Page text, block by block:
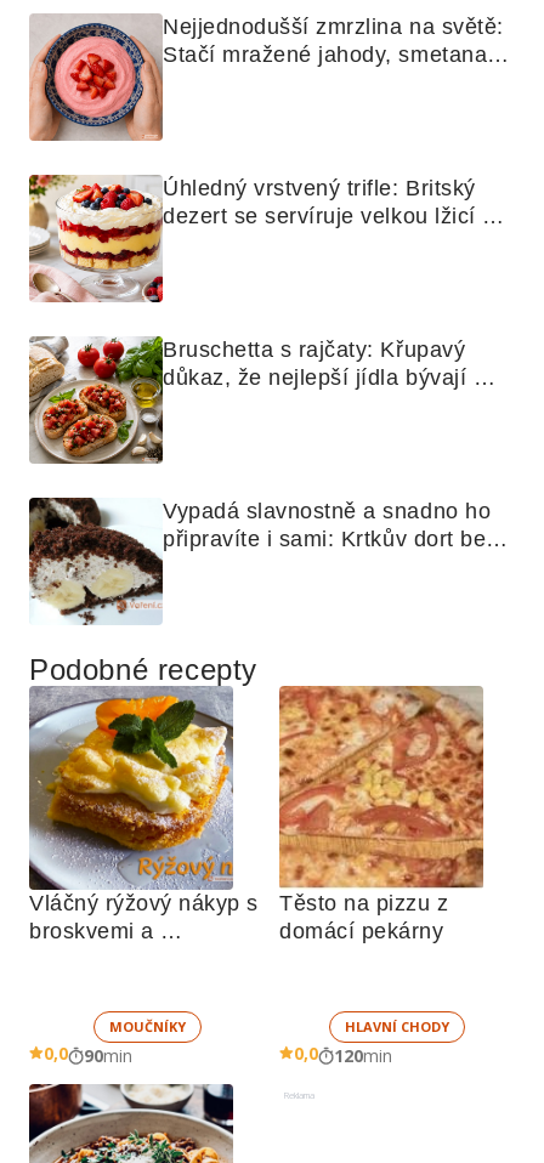
Nejjednodušší zmrzlina na světě:
Stačí mražené jahody, smetana a
Úhledný vrstvený trifle: Britský
dezert se servíruje velkou lžicí
Bruschetta s rajčaty: Křupavý
důkaz, že nejlepší jídla bývají
Vypadá slavnostně a snadno ho
připravíte i sami: Krtkův dort bez
Podobné recepty
Vláčný rýžový nákyp s
broskvemi a
MOUČNÍKY
0,0 90min
Těsto na pizzu z
domácí pekárny
HLAVNÍ CHODY
0,0 120min
Reklama